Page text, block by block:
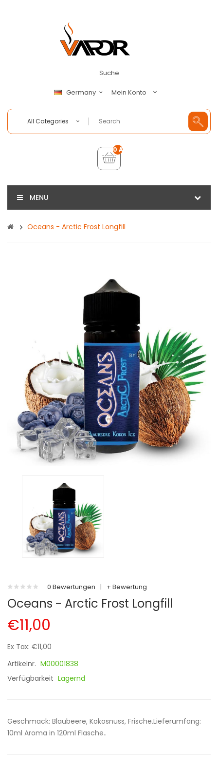
Suche
Germany Mein Konto
All Categories
0 Artikel - €0,00
MENU
Oceans - Arctic Frost Longfill
0 Bewertungen | + Bewertung
Oceans - Arctic Frost Longfill
€11,00
Ex Tax: €11,00
Artikelnr. M00001838
Verfügbarkeit Lagernd
Geschmack: Blaubeere, Kokosnuss, Frische.Lieferumfang:
10ml Aroma in 120ml Flasche..